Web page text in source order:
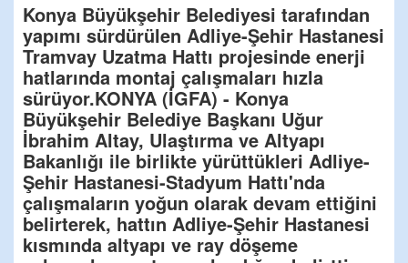
Konya Büyükşehir Belediyesi tarafından
yapımı sürdürülen Adliye-Şehir Hastanesi
Tramvay Uzatma Hattı projesinde enerji
hatlarında montaj çalışmaları hızla
sürüyor.KONYA (İGFA) - Konya
Büyükşehir Belediye Başkanı Uğur
İbrahim Altay, Ulaştırma ve Altyapı
Bakanlığı ile birlikte yürüttükleri Adliye-
Şehir Hastanesi-Stadyum Hattı'nda
çalışmaların yoğun olarak devam ettiğini
belirterek, hattın Adliye-Şehir Hastanesi
kısmında altyapı ve ray döşeme